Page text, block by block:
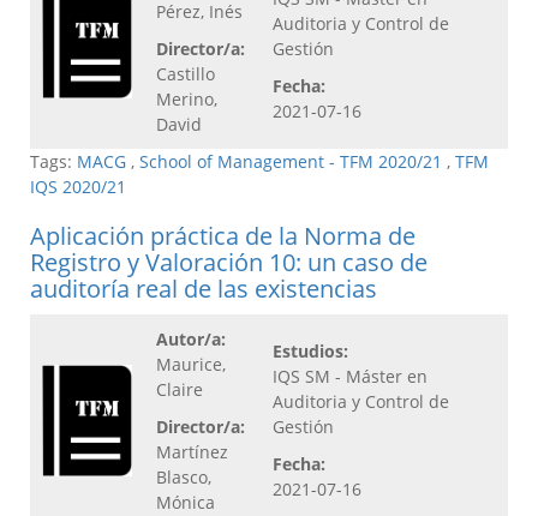
Pérez, Inés
Director/a:
Castillo
Merino,
David
Auditoria y Control de
Gestión
Fecha:
2021-07-16
Tags: MACG , School of Management - TFM 2020/21 , TFM
IQS 2020/21
Aplicación práctica de la Norma de
Registro y Valoración 10: un caso de
auditoría real de las existencias
Autor/a:
Maurice,
Claire
Director/a:
Martínez
Blasco,
Mónica
Estudios:
IQS SM - Máster en
Auditoria y Control de
Gestión
Fecha:
2021-07-16